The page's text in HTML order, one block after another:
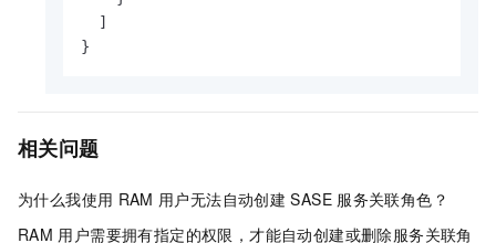
  ]
}
相关问题
为什么我使用 RAM 用户无法自动创建 SASE 服务关联角色？
RAM 用户需要拥有指定的权限，才能自动创建或删除服务关联角